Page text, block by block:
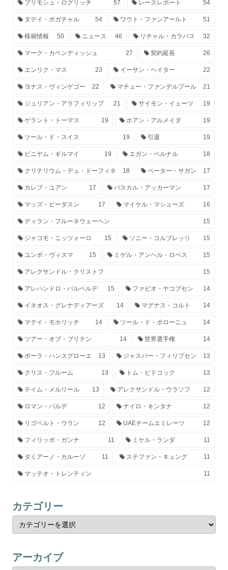
プリモシュ・ログリッチ 57 レースレポート 54
タデイ・ポガチャル 54 ワウト・ファンアールト 51
移籍情報 50 ニュース 46 リチャル・カラパス 32
マーク・カベンディッシュ 27 契約延長 26
エンリク・マス 23 イーサン・ヘイター 22
ヨナス・ヴィンゲゴー 22 マチュー・ファンデルプール 21
ジュリアン・アラフィリップ 21 サイモン・イェーツ 19
ゲラント・トーマス 19 ホアン・アルメイダ 19
ツール・ド・スイス 19 引退 19
ビニヤム・ギルマイ 19 エガン・ベルナル 18
クリテリウム・デュ・ドーフィネ 18 ペーター・サガン 17
カレブ・ユアン 17 パスカル・アッカーマン 17
マッズ・ピーダスン 17 マイケル・マシューズ 16
ディラン・フルーネウェーヘン 15
ジャコモ・ニッツォーロ 15 ソニー・コルブレッリ 15
ユンボ・ヴィスマ 15 ミゲル・アンヘル・ロペス 15
アレクサンドル・クリストフ 15
アレハンドロ・バルベルデ 15 ファビオ・ヤコブセン 14
イネオス・グレナディアーズ 14 マグナス・コルト 14
マテイ・モホリッチ 14 ツール・ド・ポローニュ 14
ツアー・オブ・ブリテン 14 世界選手権 14
ボーラ・ハンスグローエ 13 ジャスパー・フィリプセン 13
クリス・フルーム 13 トム・ピドコック 13
テイム・メルリール 13 アレクサンドル・ウラソフ 12
ロマン・バルデ 12 ナイロ・キンタナ 12
リゴベルト・ウラン 12 UAEチームエミレーツ 12
フィリッポ・ガンナ 11 ミケル・ランダ 11
ダミアーノ・カルーゾ 11 ステファン・キュング 11
マッテオ・トレンティン 11
カテゴリー
アーカイブ